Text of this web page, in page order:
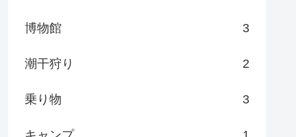
博物館 3
潮干狩り 2
乗り物 3